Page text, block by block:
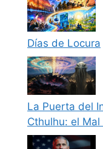
Días de Locura
La Puerta del
Cthulhu: el